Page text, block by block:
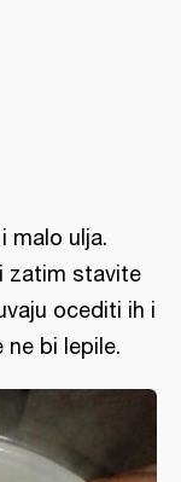
malo ulja.
zatim stavite
ocediti ih i
ne bi lepile.